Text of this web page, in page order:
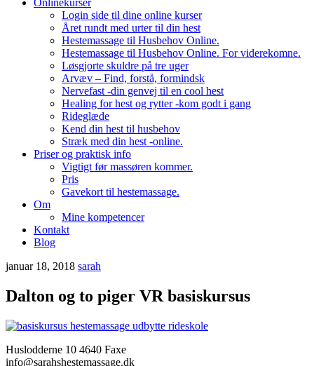
Onlinekurser
Login side til dine online kurser
Året rundt med urter til din hest
Hestemassage til Husbehov Online.
Hestemassage til Husbehov Online. For viderekomne.
Løsgjorte skuldre på tre uger
Arvæv – Find, forstå, formindsk
Nervefast -din genvej til en cool hest
Healing for hest og rytter -kom godt i gang
Rideglæde
Kend din hest til husbehov
Stræk med din hest -online.
Priser og praktisk info
Vigtigt før massøren kommer.
Pris
Gavekort til hestemassage.
Om
Mine kompetencer
Kontakt
Blog
januar 18, 2018 sarah
Dalton og to piger VR basiskursus
Huslodderne 10 4640 Faxe
info@sarahshestemassage.dk